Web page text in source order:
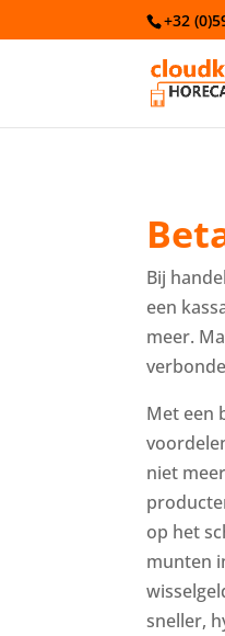
+32
Bij
een
meer.
Met een
niet
op het
munten
sneller,